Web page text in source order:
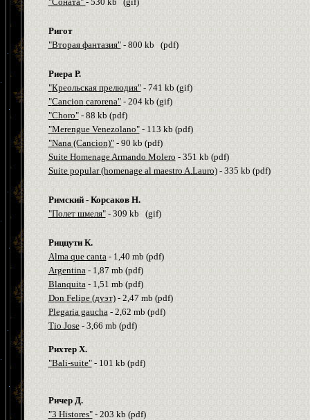
Ригот
"Вторая фантазия"- 800 kb (pdf)
Риера Р.
"Креольская прелюдия"- 741 kb (gif)
"Cancion carorena"- 204 kb (gif)
"Choro"- 88 kb (pdf)
"Merengue Venezolano"- 113 kb (pdf)
"Nana (Cancion)"- 90 kb (pdf)
Suite Homenage Armando Molero - 351 kb (pdf)
Suite popular (homenage al maestro A.Lauro)- 335 kb (pdf)
Римский - Корсаков Н.
"Полет шмеля"- 309 kb (gif)
Риццути К.
Alma que canta- 1,40 mb (pdf)
Argentina- 1,87 mb (pdf)
Blanquita- 1,51 mb (pdf)
Don Felipe (дуэт)- 2,47 mb (pdf)
Plegaria gaucha- 2,62 mb (pdf)
Tio Jose- 3,66 mb (pdf)
Рихтер Х.
"Bali-suite"- 101 kb (pdf)
Ричер Д.
"3 Histores"- 203 kb (pdf)